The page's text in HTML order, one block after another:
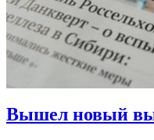
Вышел новый